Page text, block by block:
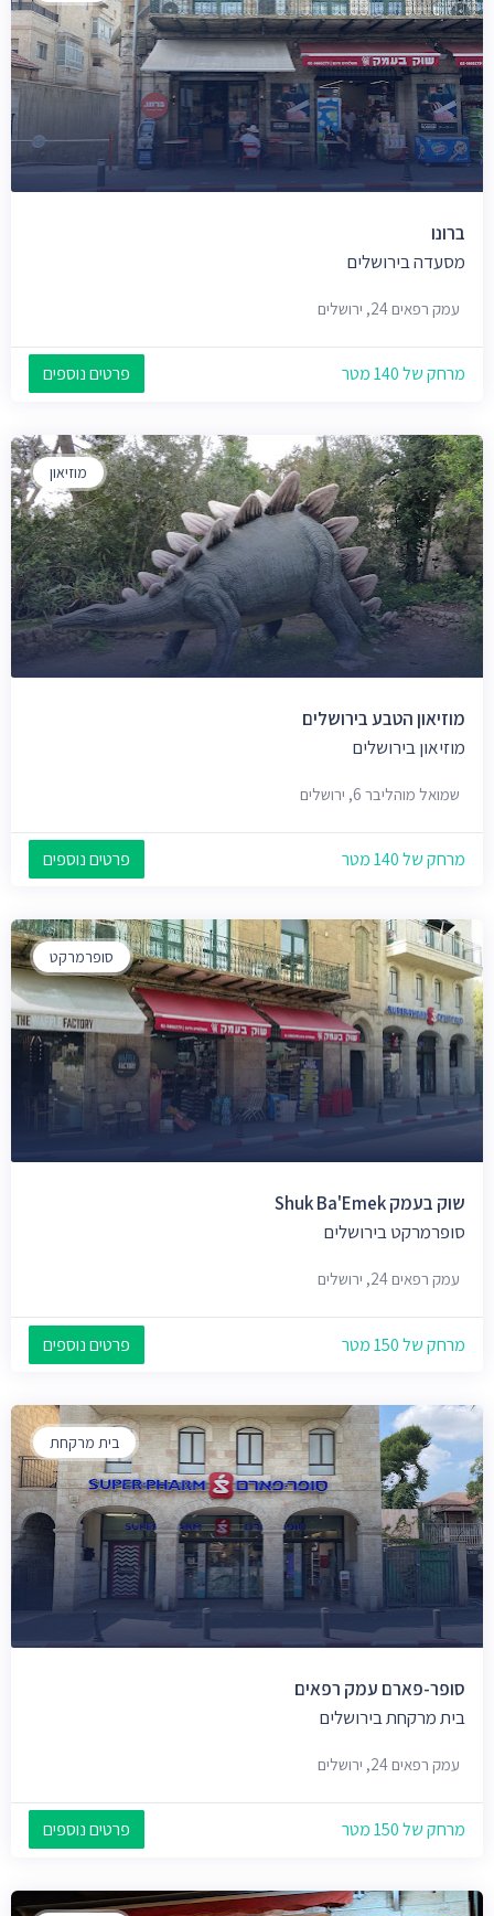
ברונו
מסעדה בירושלים
עמק רפאים 24, ירושלים
מרחק של 140 מטר פרטים נוספים
מוזיאון
מוזיאון הטבע בירושלים
מוזיאון בירושלים
שמואל מוהליבר 6, ירושלים
מרחק של 140 מטר פרטים נוספים
סופרמרקט
שוק בעמק Shuk Ba'Emek
סופרמרקט בירושלים
עמק רפאים 24, ירושלים
מרחק של 150 מטר פרטים נוספים
בית מרקחת
סופר-פארם עמק רפאים
בית מרקחת בירושלים
עמק רפאים 24, ירושלים
מרחק של 150 מטר פרטים נוספים